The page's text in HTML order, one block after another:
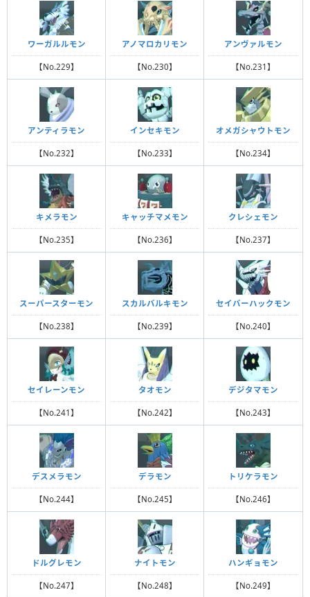
ワーガルルモン
【No.229】
アノマロカリモン
【No.230】
アンヴァルモン
【No.231】
アンティラモン
【No.232】
インセキモン
【No.233】
オメガシャウトモン
【No.234】
キメラモン
【No.235】
キャッチマメモン
【No.236】
クレシェモン
【No.237】
スーパースターモン
【No.238】
スカルバルキモン
【No.239】
セイバーハックモン
【No.240】
セイレーンモン
【No.241】
タオモン
【No.242】
デジタマモン
【No.243】
デスメラモン
【No.244】
デラモン
【No.245】
トリケラモン
【No.246】
ドルグレモン
【No.247】
ナイトモン
【No.248】
ハンギョモン
【No.249】